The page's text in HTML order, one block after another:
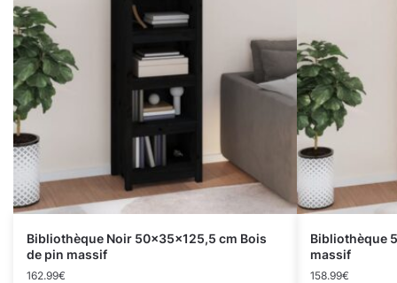
Bibliothèque Noir 50x35x125,5 cm Bois
de pin massif
162.99€
Bibliothèque
massif
158.99€